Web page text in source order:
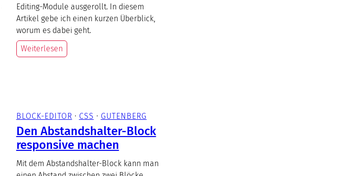
Editing-Module ausgerollt. In diesem
Artikel gebe ich einen kurzen Überblick,
worum es dabei geht.
Weiterlesen
BLOCK-EDITOR · CSS · GUTENBERG
Den Abstandshalter-Block
responsive machen
Mit dem Abstandshalter-Block kann man